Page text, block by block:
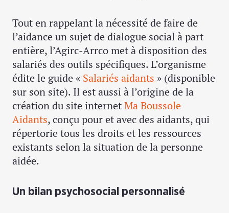
Tout en rappelant la nécessité de faire de
l’aidance un sujet de dialogue social à part
entière, l’Agirc-Arrco met à disposition des
salariés des outils spécifiques. L’organisme
édite le guide « Salariés aidants » (disponible
sur son site). Il est aussi à l’origine de la
création du site internetMa Boussole
Aidants, conçu pour et avec des aidants, qui
répertorie tous les droits et les ressources
existants selon la situation de la personne
aidée.
Un bilan psychosocial personnalisé